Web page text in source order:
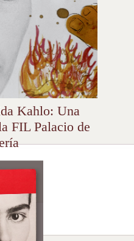
Kahlo: Una
FIL Palacio de